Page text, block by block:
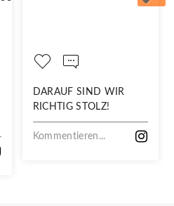
DARAUF SIND WIR
RICHTIG STOLZ!
Kommentieren...